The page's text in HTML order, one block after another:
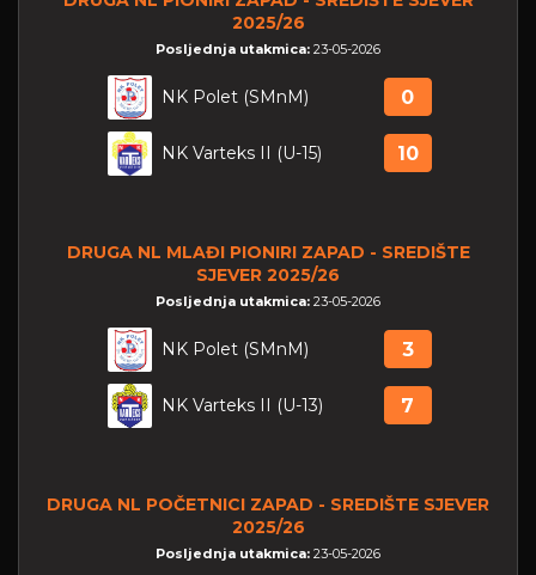
2025/26
Posljednja utakmica: 23-05-2026
NK Polet (SMnM) 0
NK Varteks II (U-15) 10
DRUGA NL MLAĐI PIONIRI ZAPAD - SREDIŠTE
SJEVER 2025/26
Posljednja utakmica: 23-05-2026
NK Polet (SMnM) 3
NK Varteks II (U-13) 7
DRUGA NL POČETNICI ZAPAD - SREDIŠTE SJEVER
2025/26
Posljednja utakmica: 23-05-2026